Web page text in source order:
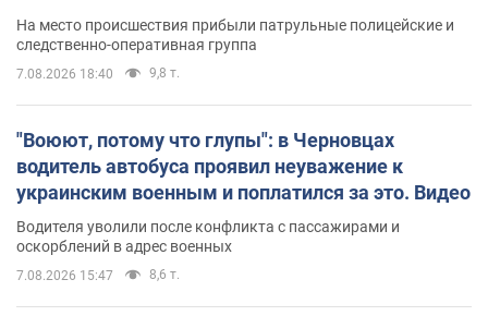
На место происшествия прибыли патрульные полицейские и
следственно-оперативная группа
7.08.2026 18:40 9,8 т.
"Воюют, потому что глупы": в Черновцах
водитель автобуса проявил неуважение к
украинским военным и поплатился за это. Видео
Водителя уволили после конфликта с пассажирами и
оскорблений в адрес военных
7.08.2026 15:47 8,6 т.